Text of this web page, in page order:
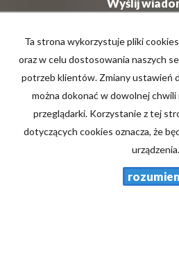
Ta strona wykorzystuje pliki
oraz w celu dostosowania naszych
potrzeb klientów. Zmiany ustawień
można dokonać w dowolnej
przeglądarki. Korzystanie z tej
dotyczących cookies oznacza, że
urządzenia.